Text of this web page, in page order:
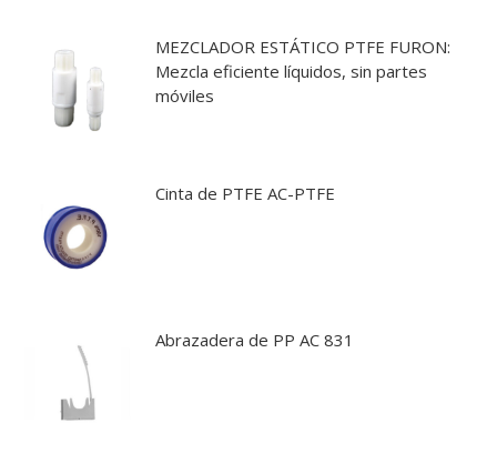
MEZCLADOR ESTÁTICO PTFE FURON:
Mezcla eficiente líquidos, sin partes
móviles
Cinta de PTFE AC-PTFE
Abrazadera de PP AC 831